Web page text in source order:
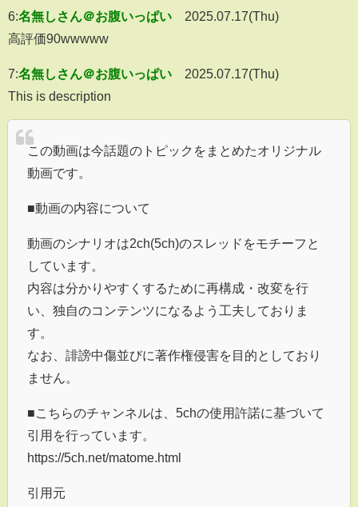
6:名無しさん＠お腹いっぱい
2025.07.17(Thu)
高評価90wwwww
7:名無しさん＠お腹いっぱい
2025.07.17(Thu)
This is description
この動画は今話題のトピックをまとめたオリジナル
動画です。
■動画の内容について
動画のシナリオは2ch(5ch)のスレッドをモチーフと
しています。
内容は分かりやすくするために再構成・改変を行
い、独自のコンテンツになるよう工夫しておりま
す。
なお、誹謗中傷並びに著作権侵害を目的としており
ません。
■こちらのチャンネルは、5chの使用許諾に基づいて
引用を行っています。
https://5ch.net/matome.html
引用元